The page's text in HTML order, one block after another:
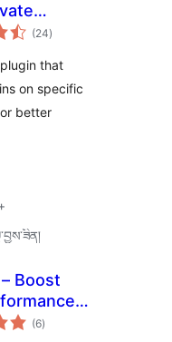
page
(24གདེང་
འཇོག་
ཚང་།
)
that
on specific
better
Boost
(6གདེང་
འཇོག་
)